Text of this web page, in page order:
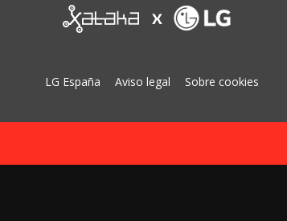
LG España Aviso legal Sobre cookies